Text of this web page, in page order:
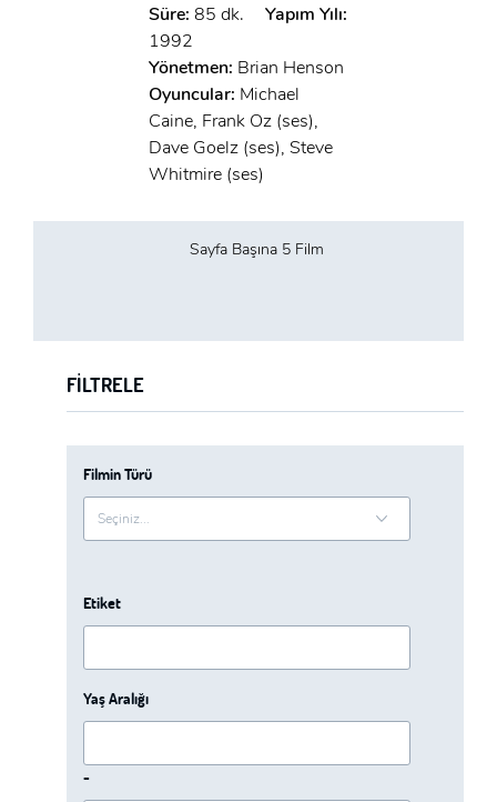
Süre: 85 dk.
Yapım Yılı:
1992
Yönetmen: Brian Henson
Oyuncular: Michael
Caine, Frank Oz (ses),
Dave Goelz (ses), Steve
Whitmire (ses)
Sayfa Başına 5 Film
FILTRELE
Filmin Türü
Etiket
Yaş Aralığı
-